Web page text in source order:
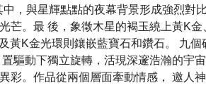
，與星輝點點的夜幕背景形成強烈對
芒。最 後，象徵木星的褐玉繞上黃K
黃K金光環則鑲嵌藍寶石和鑽石。 九
驅動下獨立旋轉，活現深邃浩瀚的宇
彩。作品從兩個層面牽動情感， 邀人